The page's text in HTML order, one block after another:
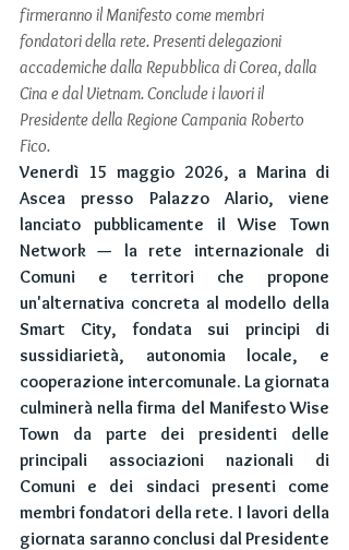
firmeranno il Manifesto come membri
fondatori della rete. Presenti delegazioni
accademiche dalla Repubblica di Corea, dalla
Cina e dal Vietnam. Conclude i lavori il
Presidente della Regione Campania Roberto
Fico.
Venerdì 15 maggio 2026, a Marina di
Ascea presso Palazzo Alario, viene
lanciato pubblicamente il Wise Town
Network — la rete internazionale di
Comuni e territori che propone
un'alternativa concreta al modello della
Smart City, fondata sui principi di
sussidiarietà, autonomia locale, e
cooperazione intercomunale. La giornata
culminerà nella firma del Manifesto Wise
Town da parte dei presidenti delle
principali associazioni nazionali di
Comuni e dei sindaci presenti come
membri fondatori della rete. I lavori della
giornata saranno conclusi dal Presidente